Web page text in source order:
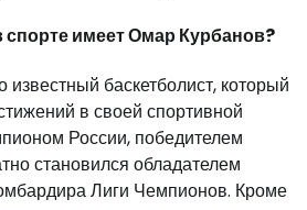
спорте имеет Омар Курбанов?
баскетболист, который
в своей спортивной
России, победителем
становился обладателем
Лиги Чемпионов. Кроме